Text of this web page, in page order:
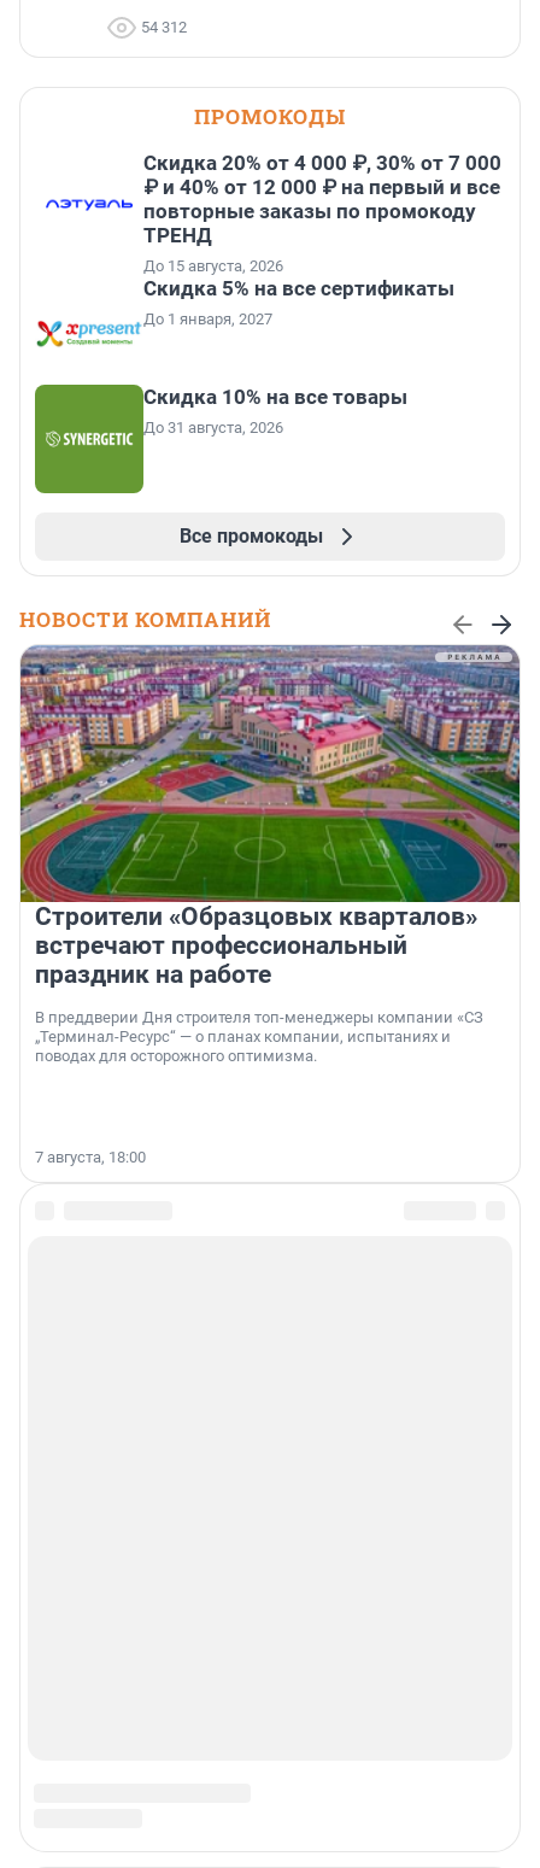
54 312
ПРОМОКОДЫ
Скидка 20% от 4 000 ₽, 30% от 7 000
₽ и 40% от 12 000 ₽ на первый и все
повторные заказы по промокоду
ТРЕНД
До 15 августа, 2026
Скидка 5% на все сертификаты
До 1 января, 2027
Скидка 10% на все товары
До 31 августа, 2026
Все промокоды
НОВОСТИ КОМПАНИЙ
Строители «Образцовых кварталов»
встречают профессиональный
праздник на работе
В преддверии Дня строителя топ-менеджеры компании «СЗ
„Терминал-Ресурс“ — о планах компании, испытаниях и
поводах для осторожного оптимизма.
7 августа, 18:00